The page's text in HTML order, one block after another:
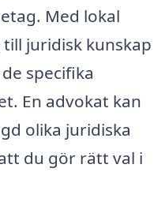
Med lokal
juridisk kunskap
specifika
En advokat kan
olika juridiska
du gör rätt val i